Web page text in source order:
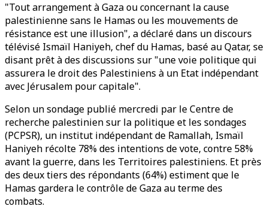
"Tout arrangement à Gaza ou concernant la cause
palestinienne sans le Hamas ou les mouvements de
résistance est une illusion", a déclaré dans un discours
télévisé Ismaïl Haniyeh, chef du Hamas, basé au Qatar, se
disant prêt à des discussions sur "une voie politique qui
assurera le droit des Palestiniens à un Etat indépendant
avec Jérusalem pour capitale".
Selon un sondage publié mercredi par le Centre de
recherche palestinien sur la politique et les sondages
(PCPSR), un institut indépendant de Ramallah, Ismaïl
Haniyeh récolte 78% des intentions de vote, contre 58%
avant la guerre, dans les Territoires palestiniens. Et près
des deux tiers des répondants (64%) estiment que le
Hamas gardera le contrôle de Gaza au terme des
combats.